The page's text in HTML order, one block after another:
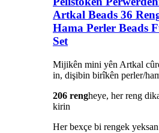
Artkal Beads 36
Hama Perler Beads
Set
Mijikên mini yên Artkal
in, dişibin birîkên perler/
206 rengheye, her reng
kirin
Her bexçe bi rengek